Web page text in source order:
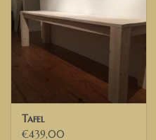
Opbergkisten
Zuilen & Pilaren
Tafel
€439,00